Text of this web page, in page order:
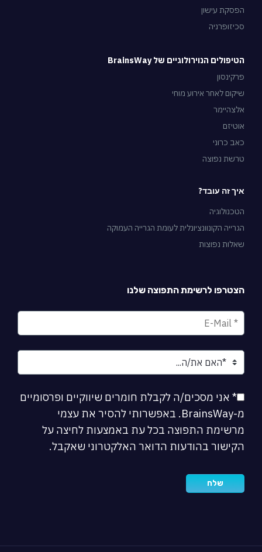
הפסקת עישון
סכיזופרניה
הטיפולים הנוירולוגיים של BrainsWay
פרקינסון
שיקום לאחר אירוע מוחי
אלצהיימר
אוטיזם
כאב כרוני
טרשת נפוצה
איך זה עובד?
הטכנולוגיה
הגרייה הקונוונציונלית לעומת הגרייה העמוקה
שאלות נפוצות
הצטרפו לרשימת התפוצה שלנו
* אני מסכים/ה לקבלת חומרים שיווקיים ופרסומיים
מ-BrainsWay. באפשרותי להסיר את עצמי
מרשימת התפוצה בכל עת באמצעות לחיצה על
הקישור בהודעות הדואר האלקטרוני שאקבל.